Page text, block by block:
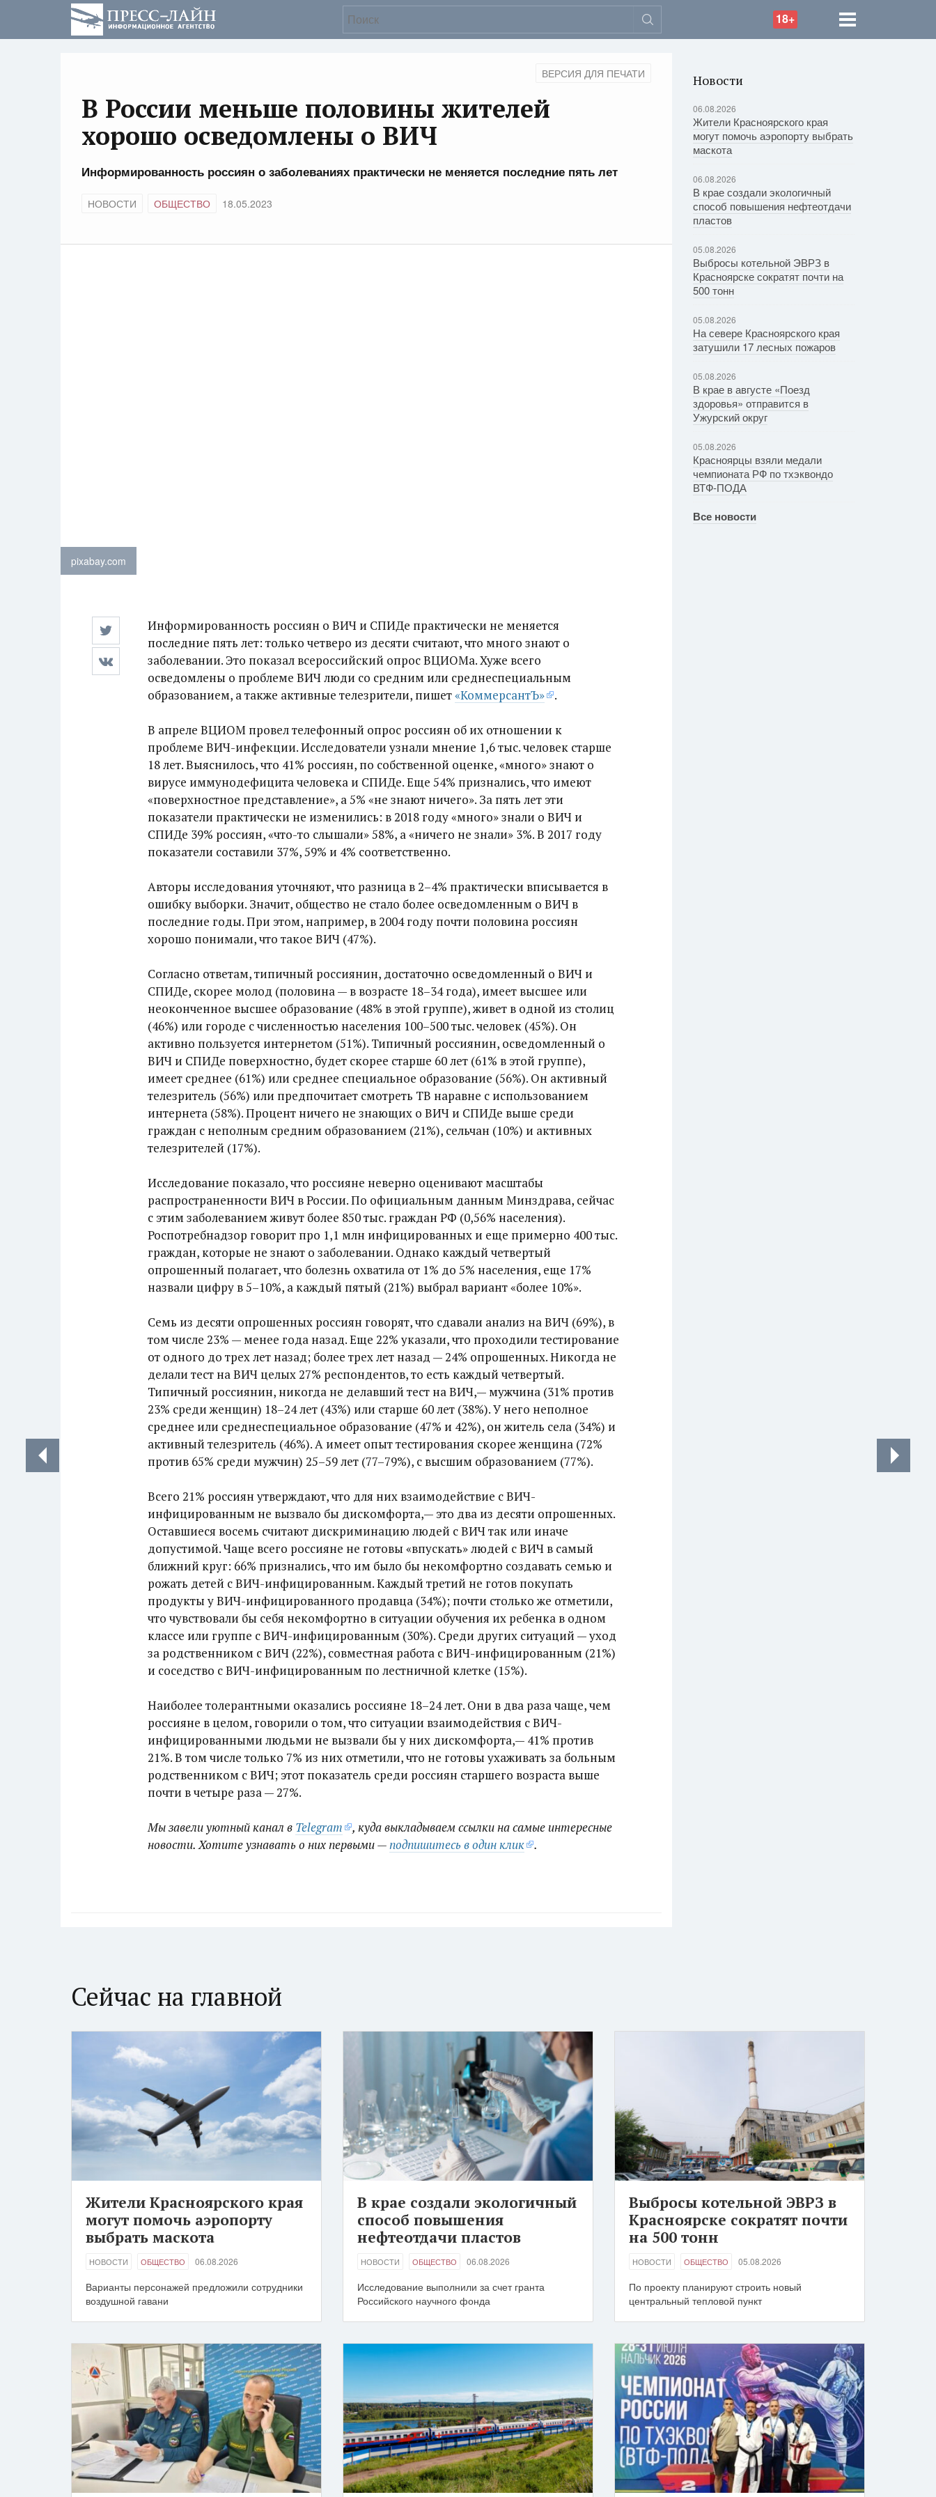
18+
ВЕРСИЯ ДЛЯ ПЕЧАТИ
В России меньше половины жителей
хорошо осведомлены о ВИЧ
Информированность россиян о заболеваниях практически не меняется последние пять лет
НОВОСТИ ОБЩЕСТВО 18.05.2023
pixabay.com
Информированность россиян о ВИЧ и СПИДе практически не меняется
последние пять лет: только четверо из десяти считают, что много знают о
заболевании. Это показал всероссийский опрос ВЦИОМа. Хуже всего
осведомлены о проблеме ВИЧ люди со средним или среднеспециальным
образованием, а также активные телезрители, пишет«КоммерсантЪ» .
В апреле ВЦИОМ провел телефонный опрос россиян об их отношении к
проблеме ВИЧ-инфекции. Исследователи узнали мнение 1,6 тыс. человек старше
18 лет. Выяснилось, что 41% россиян, по собственной оценке, «много» знают о
вирусе иммунодефицита человека и СПИДе. Еще 54% признались, что имеют
«поверхностное представление», а 5% «не знают ничего». За пять лет эти
показатели практически не изменились: в 2018 году «много» знали о ВИЧ и
СПИДе 39% россиян, «что-то слышали» 58%, а «ничего не знали» 3%. В 2017 году
показатели составили 37%, 59% и 4% соответственно.
Авторы исследования уточняют, что разница в 2–4% практически вписывается в
ошибку выборки. Значит, общество не стало более осведомленным о ВИЧ в
последние годы. При этом, например, в 2004 году почти половина россиян
хорошо понимали, что такое ВИЧ (47%).
Согласно ответам, типичный россиянин, достаточно осведомленный о ВИЧ и
СПИДе, скорее молод (половина — в возрасте 18–34 года), имеет высшее или
неоконченное высшее образование (48% в этой группе), живет в одной из столиц
(46%) или городе с численностью населения 100–500 тыс. человек (45%). Он
активно пользуется интернетом (51%). Типичный россиянин, осведомленный о
ВИЧ и СПИДе поверхностно, будет скорее старше 60 лет (61% в этой группе),
имеет среднее (61%) или среднее специальное образование (56%). Он активный
телезритель (56%) или предпочитает смотреть ТВ наравне с использованием
интернета (58%). Процент ничего не знающих о ВИЧ и СПИДе выше среди
граждан с неполным средним образованием (21%), сельчан (10%) и активных
телезрителей (17%).
Исследование показало, что россияне неверно оценивают масштабы
распространенности ВИЧ в России. По официальным данным Минздрава, сейчас
с этим заболеванием живут более 850 тыс. граждан РФ (0,56% населения).
Роспотребнадзор говорит про 1,1 млн инфицированных и еще примерно 400 тыс.
граждан, которые не знают о заболевании. Однако каждый четвертый
опрошенный полагает, что болезнь охватила от 1% до 5% населения, еще 17%
назвали цифру в 5–10%, а каждый пятый (21%) выбрал вариант «более 10%».
Семь из десяти опрошенных россиян говорят, что сдавали анализ на ВИЧ (69%), в
том числе 23% — менее года назад. Еще 22% указали, что проходили тестирование
от одного до трех лет назад; более трех лет назад — 24% опрошенных. Никогда не
делали тест на ВИЧ целых 27% респондентов, то есть каждый четвертый.
Типичный россиянин, никогда не делавший тест на ВИЧ,— мужчина (31% против
23% среди женщин) 18–24 лет (43%) или старше 60 лет (38%). У него неполное
среднее или среднеспециальное образование (47% и 42%), он житель села (34%) и
активный телезритель (46%). А имеет опыт тестирования скорее женщина (72%
против 65% среди мужчин) 25–59 лет (77–79%), с высшим образованием (77%).
Всего 21% россиян утверждают, что для них взаимодействие с ВИЧ-
инфицированным не вызвало бы дискомфорта,— это два из десяти опрошенных.
Оставшиеся восемь считают дискриминацию людей с ВИЧ так или иначе
допустимой. Чаще всего россияне не готовы «впускать» людей с ВИЧ в самый
ближний круг: 66% признались, что им было бы некомфортно создавать семью и
рожать детей с ВИЧ-инфицированным. Каждый третий не готов покупать
продукты у ВИЧ-инфицированного продавца (34%); почти столько же отметили,
что чувствовали бы себя некомфортно в ситуации обучения их ребенка в одном
классе или группе с ВИЧ-инфицированным (30%). Среди других ситуаций — уход
за родственником с ВИЧ (22%), совместная работа с ВИЧ-инфицированным (21%)
и соседство с ВИЧ-инфицированным по лестничной клетке (15%).
Наиболее толерантными оказались россияне 18–24 лет. Они в два раза чаще, чем
россияне в целом, говорили о том, что ситуации взаимодействия с ВИЧ-
инфицированными людьми не вызвали бы у них дискомфорта,— 41% против
21%. В том числе только 7% из них отметили, что не готовы ухаживать за больным
родственником с ВИЧ; этот показатель среди россиян старшего возраста выше
почти в четыре раза — 27%.
Мы завели уютный канал в Telegram
, куда выкладываем ссылки на самые интересные
новости. Хотите узнавать о них первыми — подпишитесь в один клик .
Новости
06.08.2026
Жители Красноярского края
могут помочь аэропорту выбрать
маскота
06.08.2026
В крае создали экологичный
способ повышения нефтеотдачи
пластов
05.08.2026
Выбросы котельной ЭВРЗ в
Красноярске сократят почти на
500 тонн
05.08.2026
На севере Красноярского края
затушили 17 лесных пожаров
05.08.2026
В крае в августе «Поезд
здоровья» отправится в
Ужурский округ
05.08.2026
Красноярцы взяли медали
чемпионата РФ по тхэквондо
ВТФ-ПОДА
Все новости
Сейчас на главной
Жители Красноярского края
могут помочь аэропорту
выбрать маскота
НОВОСТИ ОБЩЕСТВО 06.08.2026
Варианты персонажей предложили сотрудники
воздушной гавани
В крае создали экологичный
способ повышения
нефтеотдачи пластов
НОВОСТИ ОБЩЕСТВО 06.08.2026
Исследование выполнили за счет гранта
Российского научного фонда
Выбросы котельной ЭВРЗ в
Красноярске сократят почти
на 500 тонн
НОВОСТИ ОБЩЕСТВО 05.08.2026
По проекту планируют строить новый
центральный тепловой пункт